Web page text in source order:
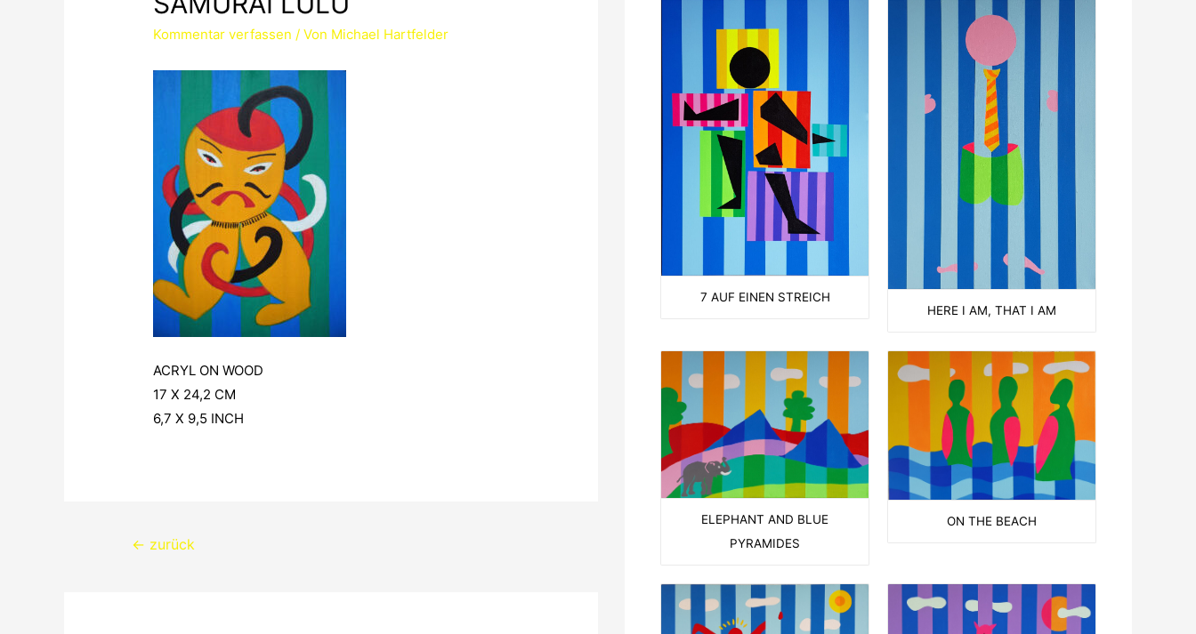
Kommentar verfassen / Von Michael Hartfelder
ACRYL ON WOOD
17 X 24,2 CM
6,7 X 9,5 INCH
Beitragsnavigation
← zurück
7 AUF EINEN STREICH
HERE I AM, THAT I AM
ELEPHANT AND BLUE
PYRAMIDES
ON THE BEACH